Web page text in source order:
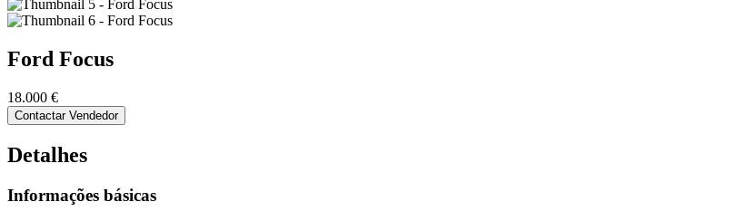
Ford Focus
18.000 €
Contactar Vendedor
Detalhes
Informações básicas